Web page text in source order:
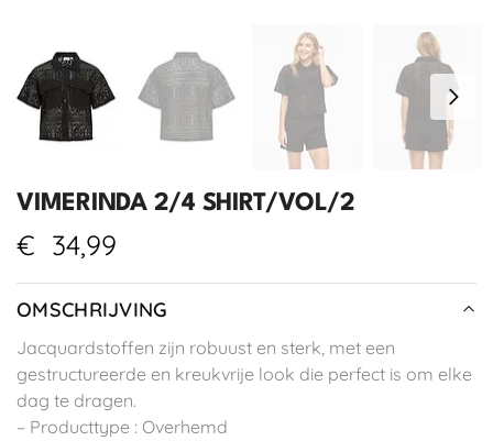
VIMERINDA 2/4 SHIRT/VOL/2
€ 34,99
OMSCHRIJVING
Jacquardstoffen zijn robuust en sterk, met een
gestructureerde en kreukvrije look die perfect is om elke
dag te dragen.
– Producttype : Overhemd